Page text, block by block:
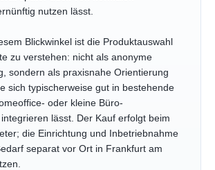
nutzen lässt.
Blickwinkel ist die Produktauswahl
zu verstehen: nicht als anonyme
sondern als praxisnahe Orientierung
sich typischerweise gut in bestehende
oder kleine Büro-
lässt. Der Kauf erfolgt beim
die Einrichtung und Inbetriebnahme
separat vor Ort in Frankfurt am